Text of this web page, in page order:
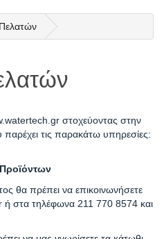
στοχεύοντας στην
τις παρακάτω υπηρεσίες:
θα πρέπει να επικοινωνήσετε
ή στα τηλέφωνα 211 770 8574 και